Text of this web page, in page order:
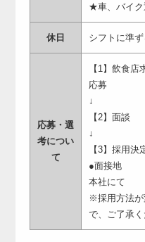
★車、バイク
休日 シフトに準ず
応募・選
考につい
て
【1】飲食
応募
↓
【2】面談
↓
【3】採用決
●面接地
本社にて
※採用方法が
で、ご了承く